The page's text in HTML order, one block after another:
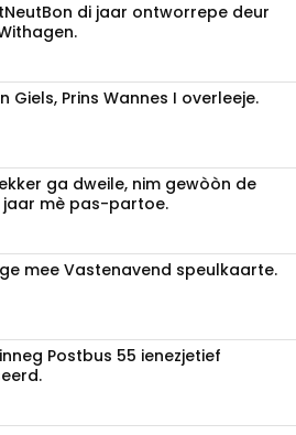
di jaar ontworrepe deur
Giels, Prins Wannes I overleeje.
ga dweile, nim gewòòn de
jaar mè pas-partoe.
mee Vastenavend speulkaarte.
Postbus 55 ienezjetief